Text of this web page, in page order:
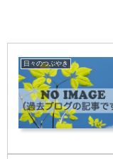
日々のつぶやき